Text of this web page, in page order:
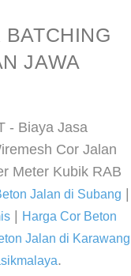
JAWA
- Biaya Jasa
Cor Jalan
Meter Kubik RAB
Jalan di Subang
Harga Cor Beton
Jalan di Karawang
.